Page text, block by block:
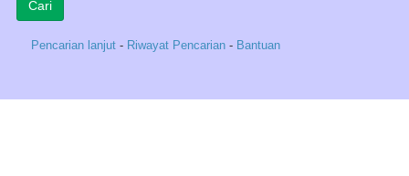
Pencarian lanjut - Riwayat Pencarian - Bantuan